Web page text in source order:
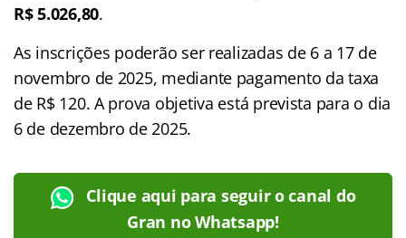
R$ 5.026,80.
As inscrições poderão ser realizadas de 6 a 17 de
novembro de 2025, mediante pagamento da taxa
de R$ 120. A prova objetiva está prevista para o dia
6 de dezembro de 2025.
Clique aqui para seguir o canal do
Gran no Whatsapp!